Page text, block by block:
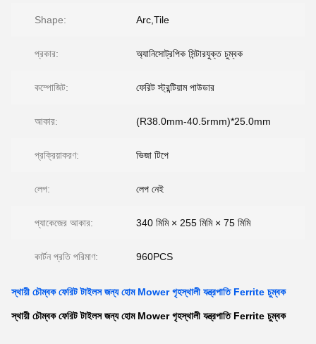
Shape: Arc,Tile
প্রকার: অ্যানিসোট্রপিক সিন্টারযুক্ত চুম্বক
কম্পোজিট: ফেরিট স্ট্রন্টিয়াম পাউডার
আকার: (R38.0mm-40.5rmm)*25.0mm
প্রক্রিয়াকরণ: ভিজা টিপে
লেপ: লেপ নেই
প্যাকেজের আকার: 340 মিমি × 255 মিমি × 75 মিমি
কার্টন প্রতি পরিমাণ: 960PCS
স্থায়ী চৌম্বক ফেরিট টাইলস জন্য হোম Mower গৃহস্থালী যন্ত্রপাতি Ferrite চুম্বক
স্থায়ী চৌম্বক ফেরিট টাইলস জন্য হোম Mower গৃহস্থালী যন্ত্রপাতি Ferrite চুম্বক